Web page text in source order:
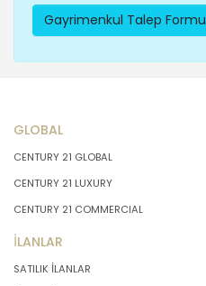
Gayrimenkul Talep Formu
GLOBAL
CENTURY 21 GLOBAL
CENTURY 21 LUXURY
CENTURY 21 COMMERCIAL
İLANLAR
SATILIK İLANLAR